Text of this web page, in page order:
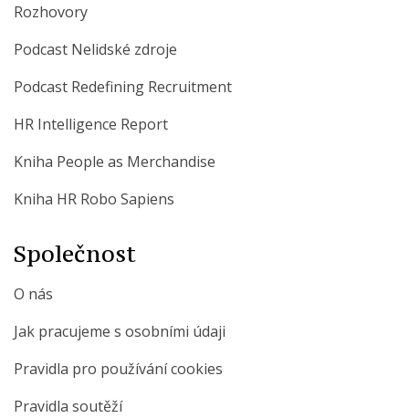
Rozhovory
Podcast Nelidské zdroje
Podcast Redefining Recruitment
HR Intelligence Report
Kniha People as Merchandise
Kniha HR Robo Sapiens
Společnost
O nás
Jak pracujeme s osobními údaji
Pravidla pro používání cookies
Pravidla soutěží